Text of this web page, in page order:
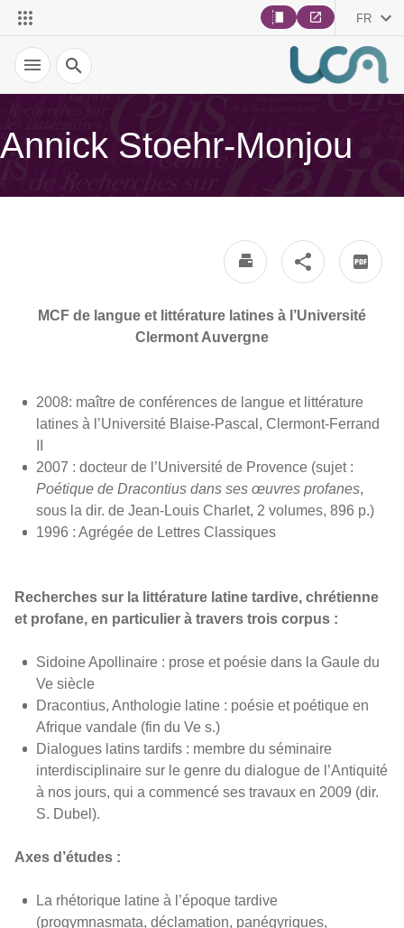
FR
Recherche
Annick Stoehr-Monjou
MCF de langue et littérature latines à l’Université
Clermont Auvergne
2008: maître de conférences de langue et littérature
latines à l’Université Blaise-Pascal, Clermont-Ferrand
2007 : docteur de l’Université de Provence (sujet :
Poétique de Dracontius dans ses œuvres profanes,
sous la dir. de Jean-Louis Charlet, 2 volumes, 896 p.)
1996 : Agrégée de Lettres Classiques
Recherches sur la littérature latine tardive, chrétienne
et profane, en particulier à travers trois corpus :
Sidoine Apollinaire : prose et poésie dans la Gaule du
Ve siècle
Dracontius, Anthologie latine : poésie et poétique en
Afrique vandale (fin du Ve s.)
Dialogues latins tardifs : membre du séminaire
interdisciplinaire sur le genre du dialogue de l’Antiquité
à nos jours, qui a commencé ses travaux en 2009 (dir.
S. Dubel).
Axes d’études :
La rhétorique latine à l’époque tardive
(progymnasmata, déclamation, panégyriques,